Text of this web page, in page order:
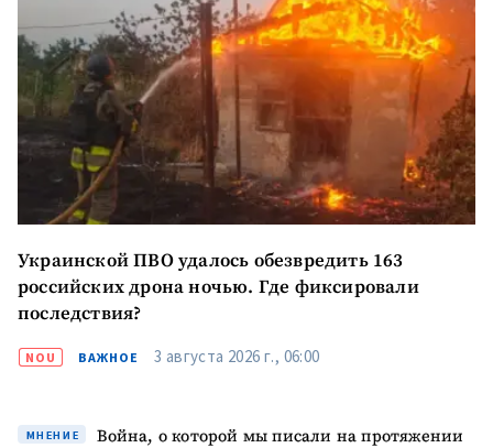
Украинской ПВО удалось обезвредить 163
российских дрона ночью. Где фиксировали
последствия?
NOU ВАЖНОЕ 3 августа 2026 г., 06:00
МНЕНИЕ
Война, о которой мы писали на протяжении